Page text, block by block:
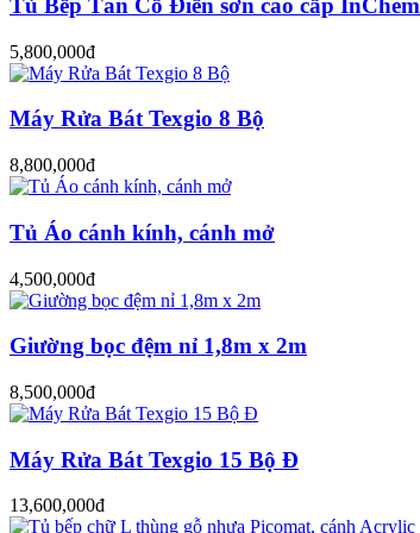
Tủ Bếp Tân Cổ Điển sơn cao cấp InChem
5,800,000đ
Máy Rửa Bát Texgio 8 Bộ
8,800,000đ
Tủ Áo cánh kính, cánh mở
4,500,000đ
Giường bọc đệm nỉ 1,8m x 2m
8,500,000đ
Máy Rửa Bát Texgio 15 Bộ Đ
13,600,000đ